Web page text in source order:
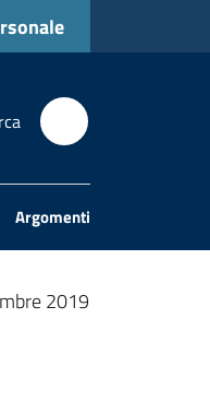
Argomenti
2019